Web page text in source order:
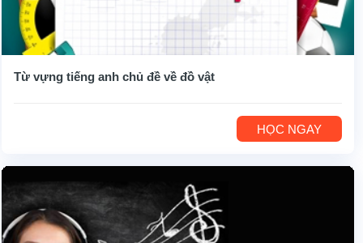
Từ vựng tiếng anh chủ đề về đồ vật
HỌC NGAY